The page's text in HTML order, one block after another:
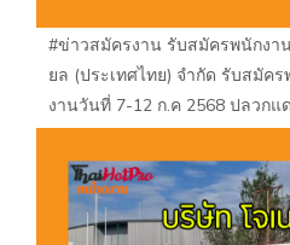
#ข่าวสมัครงาน รับสมัครพนักงา
ยล (ประเทศไทย) จำกัด รับสมัค
งานวันที่ 7-12 ก.ค 2568 ปลวกแ